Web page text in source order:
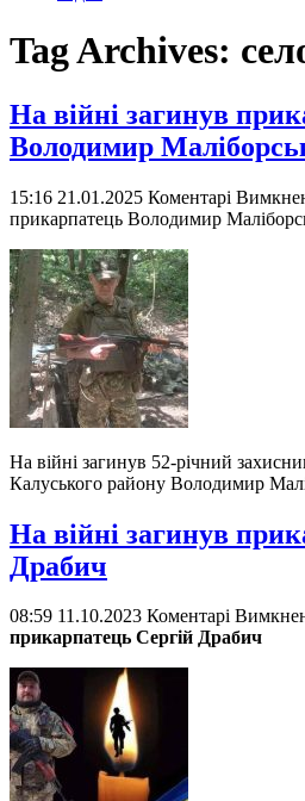
Tag Archives:
На війні загинув
Володимир
15:16 21.01.2025 Коментарі
прикарпатець Володимир
На війні загинув 52-річний
Калуського району Володимир
На війні загинув
Драбич
08:59 11.10.2023 Коментарі
прикарпатець Сергій Драбич